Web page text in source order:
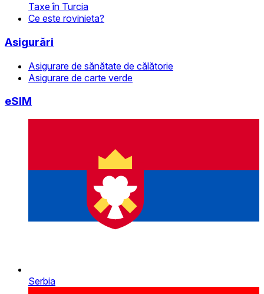
Taxe în Turcia
Ce este rovinieta?
Asigurări
Asigurare de sănătate de călătorie
Asigurare de carte verde
eSIM
Serbia